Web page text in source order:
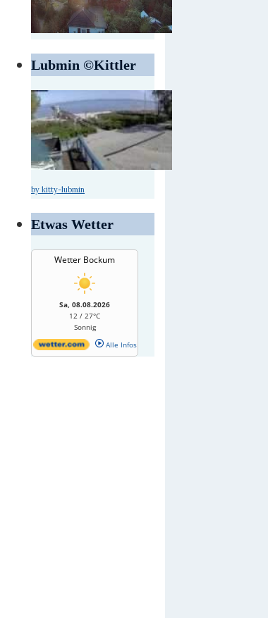
Lubmin ©Kittler
by kitty-lubmin
Etwas Wetter
Wetter Bockum
Sa, 08.08.2026
12 / 27°C
Sonnig
Alle Infos